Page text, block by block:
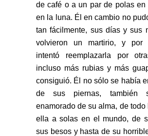
de café o a un par de polas en
en la luna. Él en cambio no
tan fácilmente, sus días y sus
volvieron un martirio, y por
intentó reemplazarla por
incluso más rubias y más
consiguió. Él no sólo se había
de sus piernas, también
enamorado de su alma, de todo
ella a solas en el mundo, de
sus besos y hasta de su